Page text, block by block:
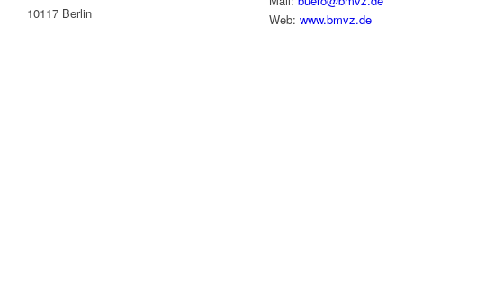
10117 Berlin
Web: www.bmvz.de